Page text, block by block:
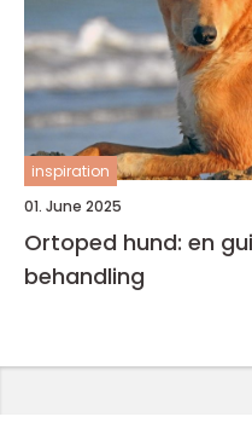
inspiration
01. June 2025
Ortoped hund: en
behandling